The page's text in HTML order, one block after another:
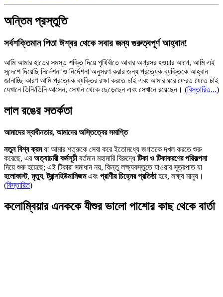
অন্তিম প্রস্তুতি
সর্বশক্তিমান পিতা ঈশ্বর থেকে সবার জন্য গুরুত্বপূর্ণ আহ্বান!
আমি আমার হাতের সমস্ত শক্তি দিয়ে পৃথিবীতে আবার অগ্রসর হওয়ার আগে, আমি এই
সন্দেশে দিয়েছি নির্দেশনা ও নির্দেশনা অনুসরণ করার জন্য প্রত্যেক ব্যক্তিকে আহ্বান
জানাচ্ছি কারণ আমি প্রত্যেক ব্যক্তির রক্ষা করতে চাই এবং আমার ঘরে ফেরত যেতে চাই
যেখানে তিনি/তিনি আসেন, সেখান থেকে ছেড়েছেন এবং সেখানে রয়েছেন। (বিস্তারিত...)
লাল রঙের সতর্কতা
আমাদের স্বাধীনতার, আমাদের অস্তিত্বের সমাপ্তি
নতুন বিশ্ব ক্রমযা আমার শত্রুকে সেবা করে ইতোমধ্যে জগতকে দখল করতে শুরু
করেছে, এরঅত্যাচারী কর্মসূচীবর্তমান মহামারি বিরুদ্ধেটিকা ও টিকাকরণের পরিকল্পনা
দিয়ে শুরু হয়েছে; এই টিকারা সমাধান নয়, কিন্তু লক্ষ্যবস্তুতে যাওয়ার সূত্রপাত যা
হলোকাস্ট, মৃত্যু,ট্রান্সহিউমানিজমএবং প্রাণীর চিহ্নের প্রতিষ্ঠাহবে, লক্ষ্য মানুষ।
(বিস্তারিত)
কলোম্বিয়ার এনককে যীশুর ভালো পাশোর কাছ থেকে বার্তা